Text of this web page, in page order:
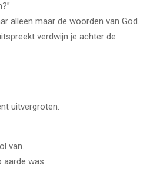
alleen maar de woorden van God.
verdwijn je achter de
uitvergroten.
van.
aarde was